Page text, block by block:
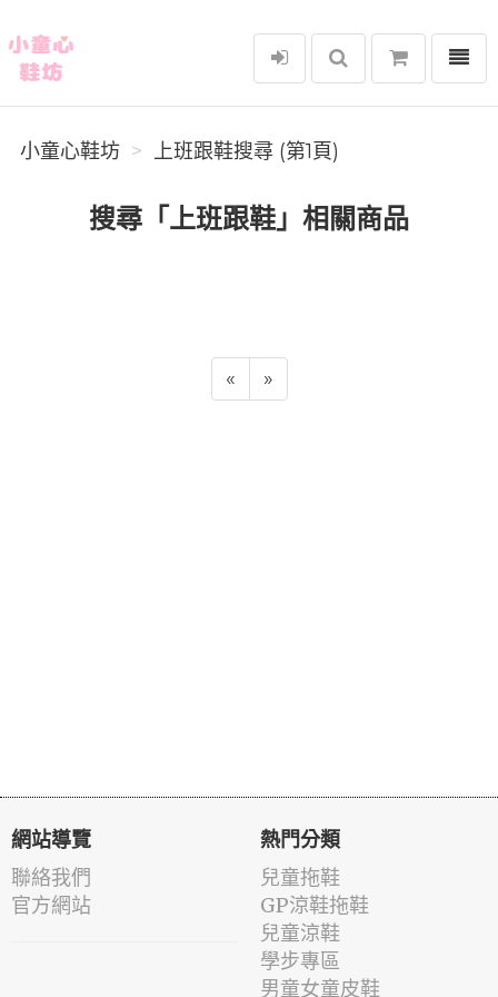
小童心鞋坊
選單
小童心鞋坊 上班跟鞋搜尋 (第1頁)
搜尋「上班跟鞋」相關商品
« »
網站導覽
聯絡我們
官方網站
熱門分類
兒童拖鞋
GP涼鞋拖鞋
兒童涼鞋
學步專區
男童女童皮鞋